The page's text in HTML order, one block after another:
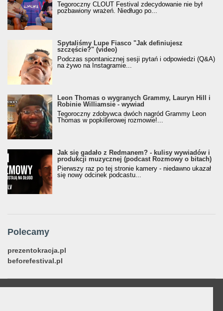
Tegoroczny CLOUT Festival zdecydowanie nie był
pozbawiony wrażeń. Niedługo po...
Spytaliśmy Lupe Fiasco "Jak definiujesz
szczęście?" (video)
Podczas spontanicznej sesji pytań i odpowiedzi (Q&A)
na żywo na Instagramie...
Leon Thomas o wygranych Grammy, Lauryn Hill i
Robinie Williamsie - wywiad
Tegoroczny zdobywca dwóch nagród Grammy Leon
Thomas w popkillerowej rozmowie!...
Jak się gadało z Redmanem? - kulisy wywiadów i
produkcji muzycznej (podcast Rozmowy o bitach)
Pierwszy raz po tej stronie kamery - niedawno ukazał
się nowy odcinek podcastu...
Polecamy
prezentokracja.pl
beforefestival.pl